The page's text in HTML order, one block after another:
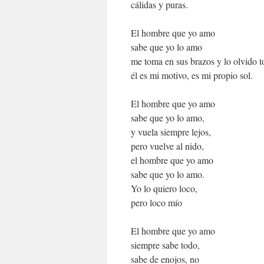
cálidas y puras.
El hombre que yo amo
sabe que yo lo amo
me toma en sus brazos y lo olvido
él es mi motivo, es mi propio sol.
El hombre que yo amo
sabe que yo lo amo,
y vuela siempre lejos,
pero vuelve al nido,
el hombre que yo amo
sabe que yo lo amo.
Yo lo quiero loco,
pero loco mío
El hombre que yo amo
siempre sabe todo,
sabe de enojos, no